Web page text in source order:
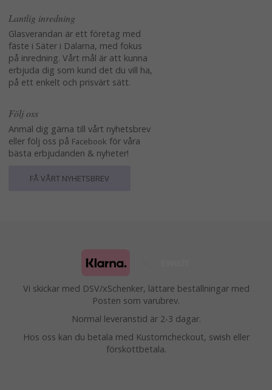
Lantlig inredning
Glasverandan är ett företag med
fäste i Säter i Dalarna, med fokus
på inredning. Vårt mål är att kunna
erbjuda dig som kund det du vill ha,
på ett enkelt och prisvärt sätt.
Följ oss
Anmäl dig gärna till vårt nyhetsbrev
eller följ oss på Facebook för våra
bästa erbjudanden & nyheter!
FÅ VÅRT NYHETSBREV
Vi skickar med DSV/xSchenker, lättare beställningar med
Posten som varubrev.
Normal leveranstid är 2-3 dagar.
Hos oss kan du betala med Kustomcheckout, swish eller
förskottbetala.